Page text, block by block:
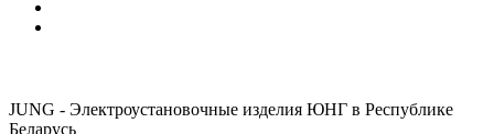
JUNG - Электроустановочные изделия ЮНГ в Республике
Беларусь